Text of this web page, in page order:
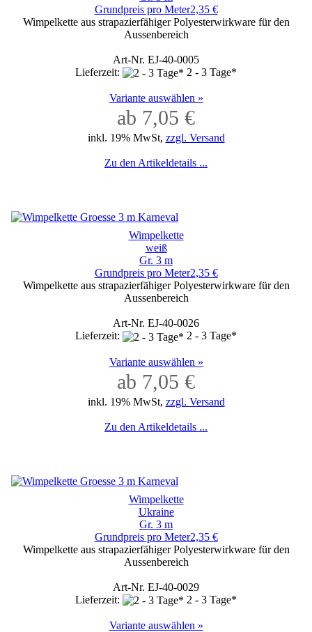
Grundpreis pro Meter2,35 €
Wimpelkette aus strapazierfähiger Polyesterwirkware für den
Aussenbereich
Art-Nr. EJ-40-0005
Lieferzeit:
2 - 3 Tage*
Variante auswählen »
ab 7,05 €
inkl. 19% MwSt, zzgl. Versand
Zu den Artikeldetails ...
Wimpelkette
weiß
Gr. 3 m
Grundpreis pro Meter2,35 €
Wimpelkette aus strapazierfähiger Polyesterwirkware für den
Aussenbereich
Art-Nr. EJ-40-0026
Lieferzeit:
2 - 3 Tage*
Variante auswählen »
ab 7,05 €
inkl. 19% MwSt, zzgl. Versand
Zu den Artikeldetails ...
Wimpelkette
Ukraine
Gr. 3 m
Grundpreis pro Meter2,35 €
Wimpelkette aus strapazierfähiger Polyesterwirkware für den
Aussenbereich
Art-Nr. EJ-40-0029
Lieferzeit:
2 - 3 Tage*
Variante auswählen »